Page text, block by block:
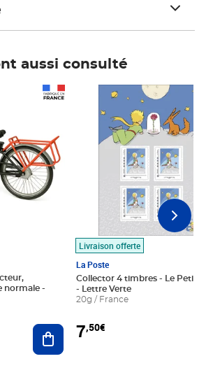
aussi consulté
Ajouter au panier
Livraison offerte
La Poste
Collector 4 timbres - Le Petit
- Lettre Verte
20g / France
7,50€
Prix 7,50€